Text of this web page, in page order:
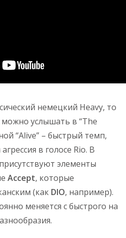
немецкий Heavy, то
услышать в “The
“Alive” – быстрый темп,
в голосе Rio. В
элементы
Accept, которые
(как DIO, например).
меняется с быстрого на